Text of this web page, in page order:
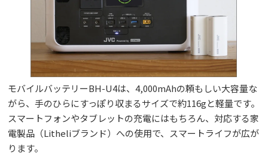
モバイルバッテリーBH-U4は、4,000mAhの頼もしい大容量な
がら、手のひらにすっぽり収まるサイズで約116gと軽量です。
スマートフォンやタブレットの充電にはもちろん、対応する家
電製品（Litheliブランド）への使用で、スマートライフが広が
ります。